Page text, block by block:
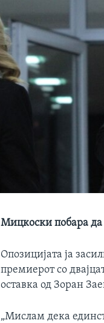
Мицкоски побара
Опозицијата ја
премиерот со
оставка од Зоран
„Мислам дека